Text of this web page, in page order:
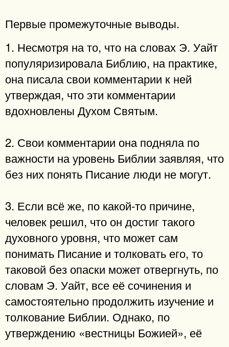
Первые промежуточные выводы.
1. Несмотря на то, что на словах Э. Уайт
популяризировала Библию, на практике,
она писала свои комментарии к ней
утверждая, что эти комментарии
вдохновлены Духом Святым.
2. Свои комментарии она подняла по
важности на уровень Библии заявляя, что
без них понять Писание люди не могут.
3. Если всё же, по какой-то причине,
человек решил, что он достиг такого
духовного уровня, что может сам
понимать Писание и толковать его, то
таковой без опаски может отвергнуть, по
словам Э. Уайт, все её сочинения и
самостоятельно продолжить изучение и
толкование Библии. Однако, по
утверждению «вестницы Божией», её